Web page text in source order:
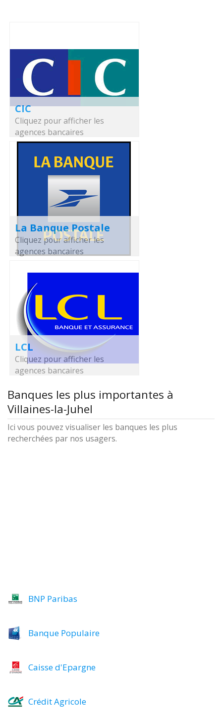
CIC
Cliquez pour afficher les
agences bancaires
La Banque Postale
Cliquez pour afficher les
agences bancaires
LCL
Cliquez pour afficher les
agences bancaires
Banques les plus importantes à
Villaines-la-Juhel
Ici vous pouvez visualiser les banques les plus
recherchées par nos usagers.
BNP Paribas
Banque Populaire
Caisse d'Epargne
Crédit Agricole